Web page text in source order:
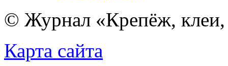
© Журнал «Крепёж, клеи,
Карта сайта